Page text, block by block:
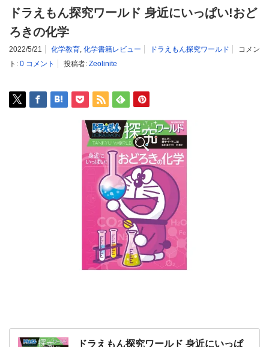
ドラえもん探究ワールド 身近にいっぱい!おど
ろきの化学
2022/5/21 化学教育, 化学書籍レビュー ドラえもん探究ワールド
コメン
ト: 0 コメント 投稿者: Zeolinite
ドラえもん探究ワールド 身近にいっぱ